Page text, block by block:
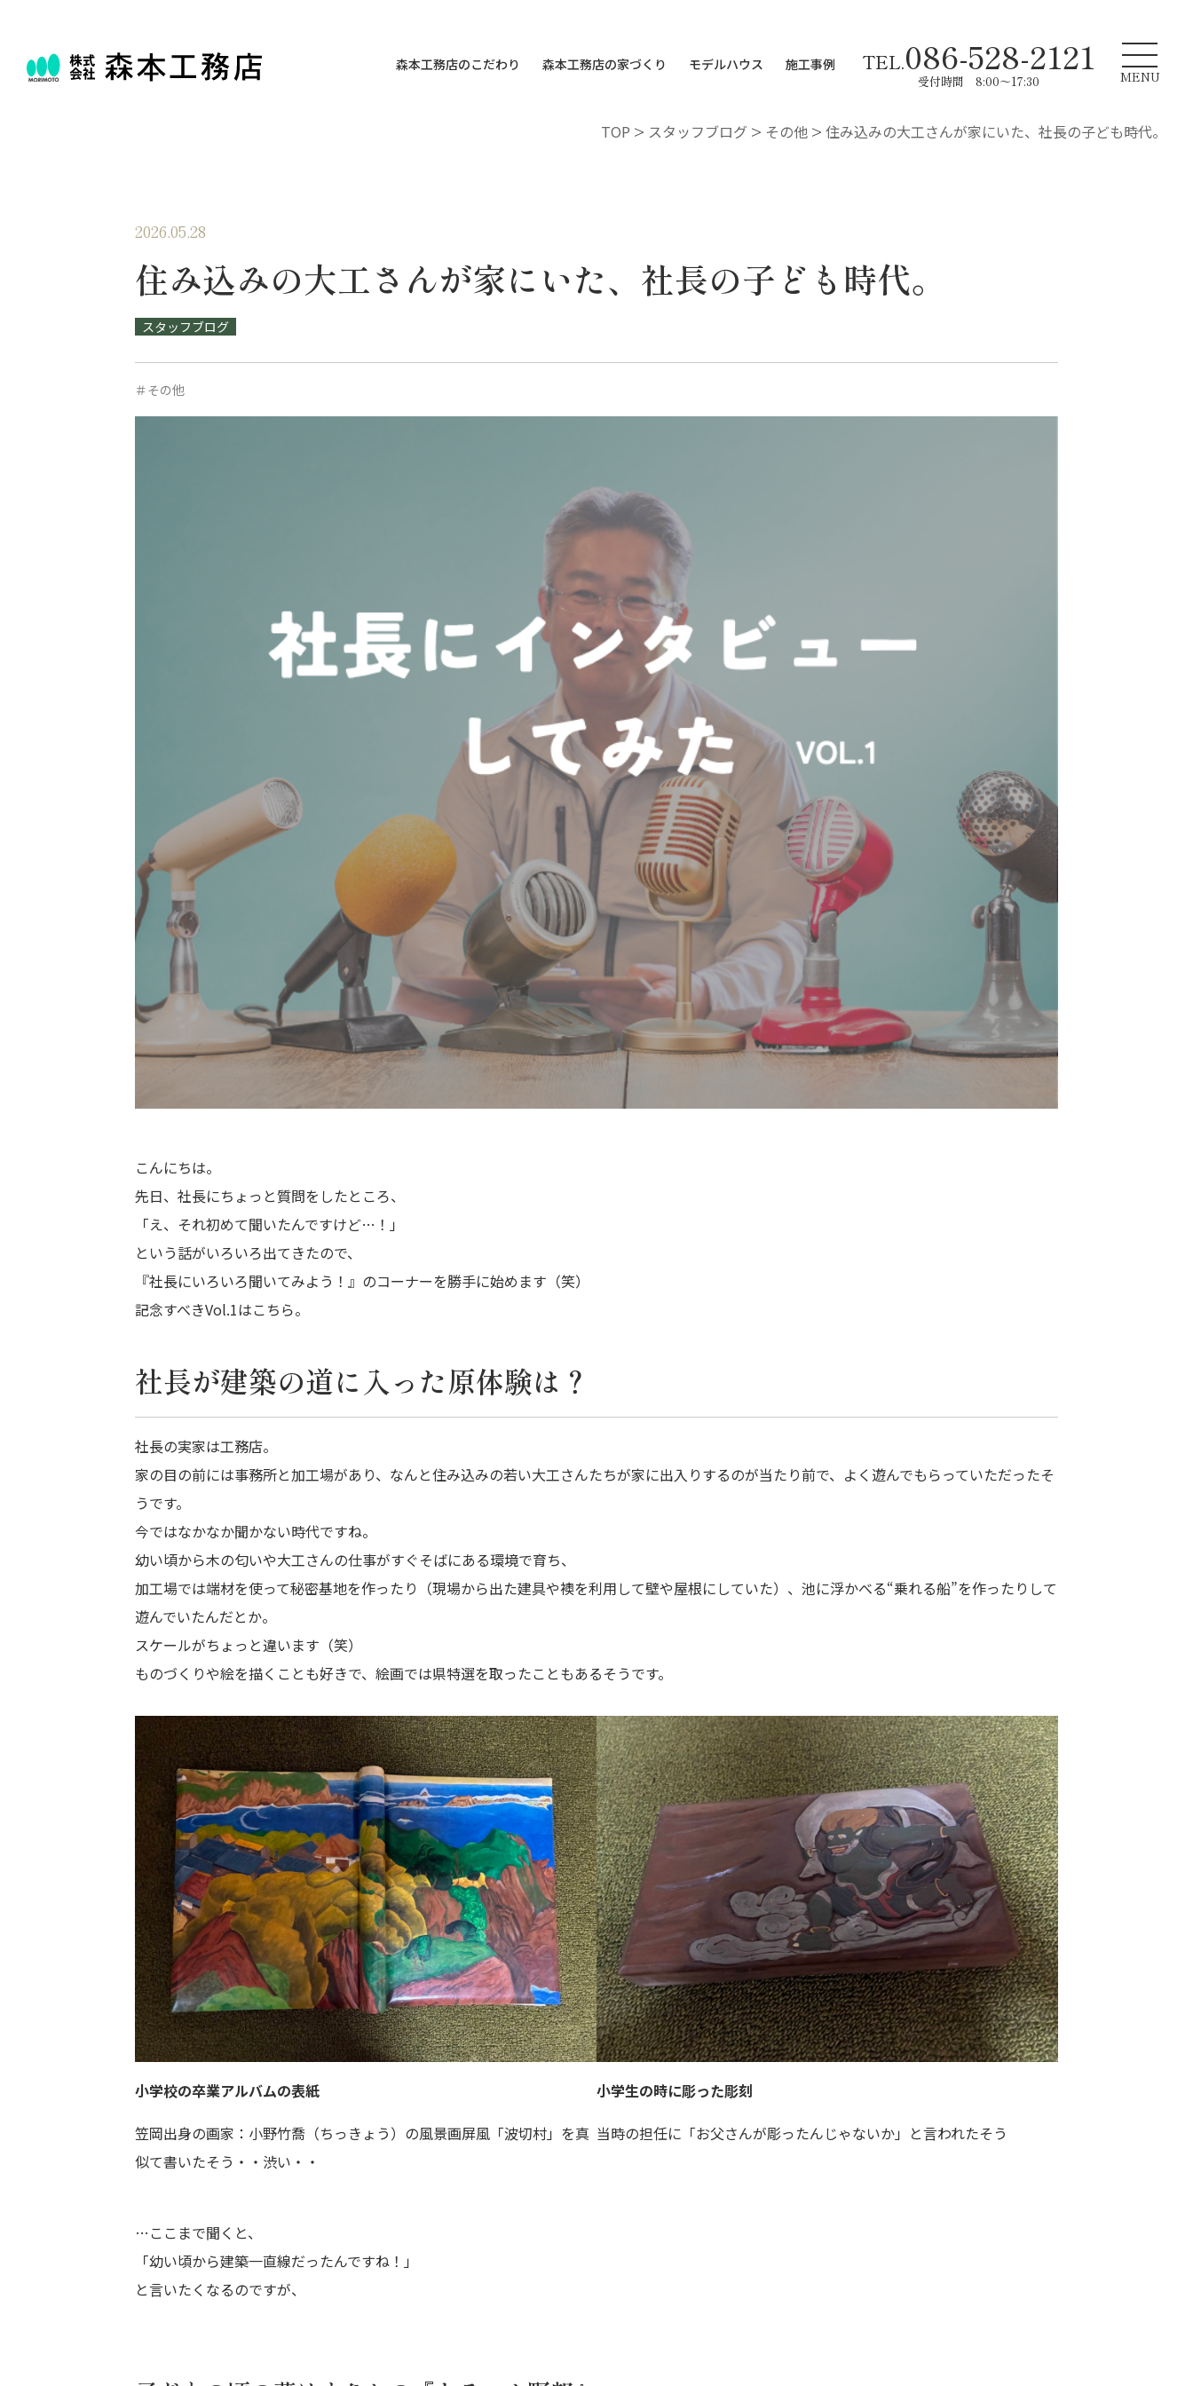
森本工務店のこだわり 森本工務店の家づくり モデルハウス 施工事例 TEL.086-528-2121
受付時間 8:00～17:30 MENU
TOP > スタッフブログ > その他 > 住み込みの大工さんが家にいた、社長の子ども時代。
2026.05.28
住み込みの大工さんが家にいた、社長の子ども時代。
スタッフブログ
＃その他
こんにちは。
先日、社長にちょっと質問をしたところ、
「え、それ初めて聞いたんですけど…！」
という話がいろいろ出てきたので、
『社長にいろいろ聞いてみよう！』のコーナーを勝手に始めます（笑）
記念すべきVol.1はこちら。
社長が建築の道に入った原体験は？
社長の実家は工務店。
家の目の前には事務所と加工場があり、なんと住み込みの若い大工さんたちが家に出入りするのが当たり前で、よく遊んでもらっていただったそ
うです。
今ではなかなか聞かない時代ですね。
幼い頃から木の匂いや大工さんの仕事がすぐそばにある環境で育ち、
加工場では端材を使って秘密基地を作ったり（現場から出た建具や襖を利用して壁や屋根にしていた）、池に浮かべる“乗れる船”を作ったりして
遊んでいたんだとか。
スケールがちょっと違います（笑）
ものづくりや絵を描くことも好きで、絵画では県特選を取ったこともあるそうです。
小学校の卒業アルバムの表紙
笠岡出身の画家：小野竹喬（ちっきょう）の風景画屏風「波切村」を真
似て書いたそう・・渋い・・
小学生の時に彫った彫刻
当時の担任に「お父さんが彫ったんじゃないか」と言われたそう
…ここまで聞くと、
「幼い頃から建築一直線だったんですね！」
と言いたくなるのですが、